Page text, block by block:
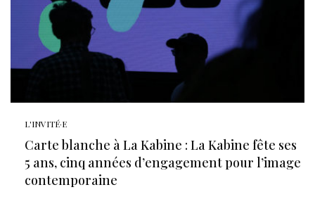
L'INVITÉ·E
Carte blanche à La Kabine : La Kabine fête ses
5 ans, cinq années d’engagement pour l’image
contemporaine